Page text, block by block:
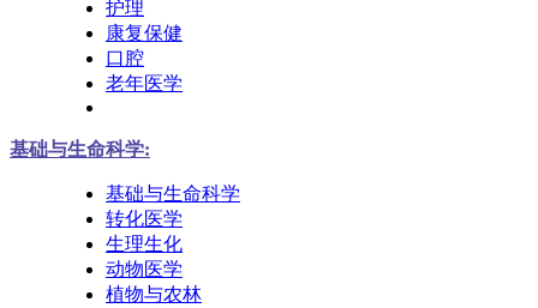
护理
康复保健
口腔
老年医学
基础与生命科学:
基础与生命科学
转化医学
生理生化
动物医学
植物与农林